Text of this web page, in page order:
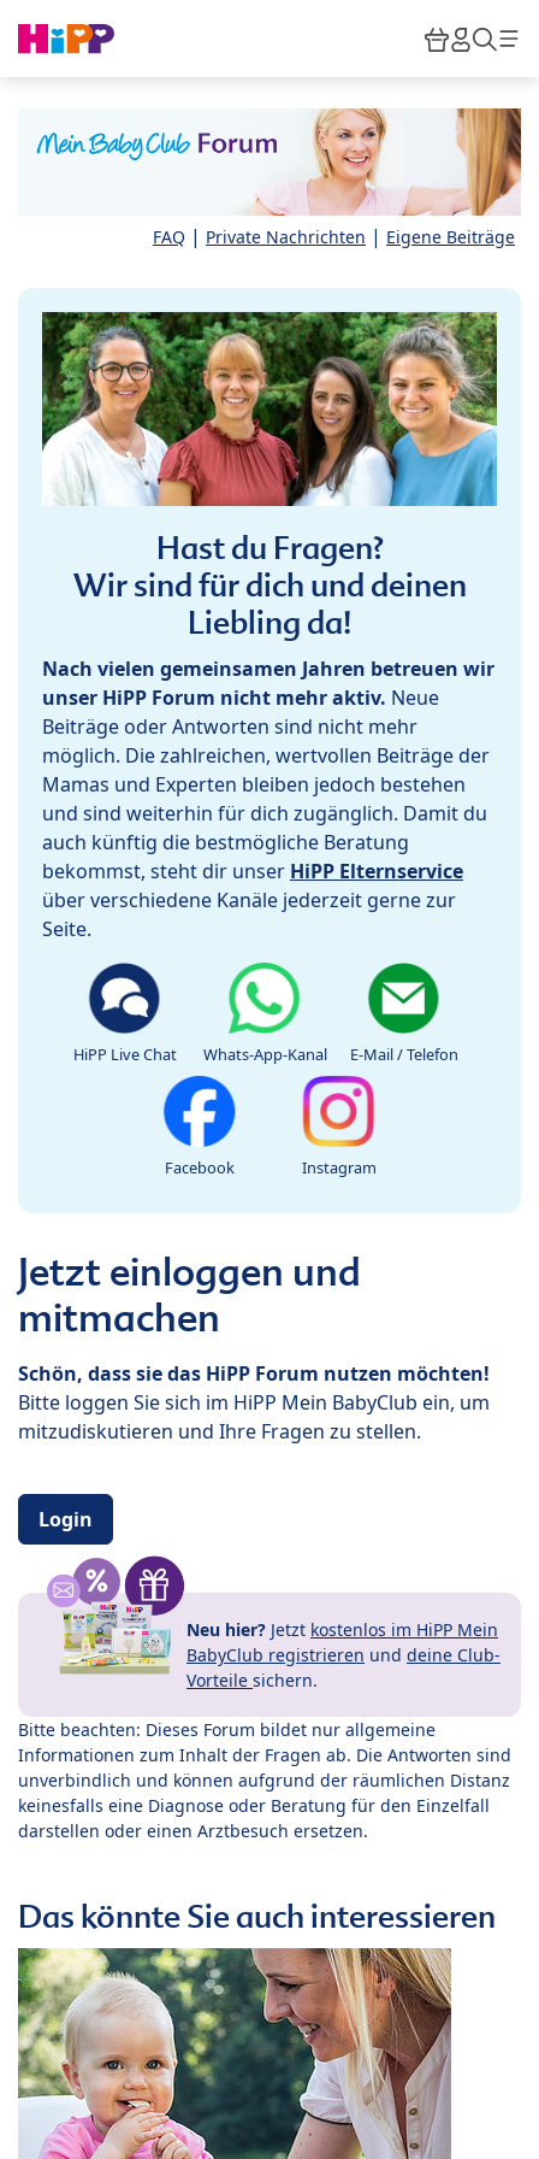
HiPP
FAQ | Private Nachrichten | Eigene Beiträge
Hast du Fragen?
Wir sind für dich und deinen
Liebling da!
Nach vielen gemeinsamen Jahren betreuen wir
unser HiPP Forum nicht mehr aktiv. Neue
Beiträge oder Antworten sind nicht mehr
möglich. Die zahlreichen, wertvollen Beiträge der
Mamas und Experten bleiben jedoch bestehen
und sind weiterhin für dich zugänglich. Damit du
auch künftig die bestmögliche Beratung
bekommst, steht dir unser HiPP Elternservice
über verschiedene Kanäle jederzeit gerne zur
Seite.
HiPP Live Chat Whats-App-Kanal E-Mail / Telefon
Facebook Instagram
Jetzt einloggen und
mitmachen
Schön, dass sie das HiPP Forum nutzen möchten!
Bitte loggen Sie sich im HiPP Mein BabyClub ein, um
mitzudiskutieren und Ihre Fragen zu stellen.
Login
Neu hier? Jetzt kostenlos im HiPP Mein
BabyClub registrieren und deine Club-
Vorteile sichern.
Bitte beachten: Dieses Forum bildet nur allgemeine
Informationen zum Inhalt der Fragen ab. Die Antworten sind
unverbindlich und können aufgrund der räumlichen Distanz
keinesfalls eine Diagnose oder Beratung für den Einzelfall
darstellen oder einen Arztbesuch ersetzen.
Das könnte Sie auch interessieren